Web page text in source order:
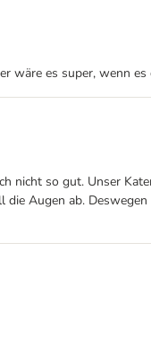
wäre es super, wenn
nicht so gut. Unser
Augen ab.